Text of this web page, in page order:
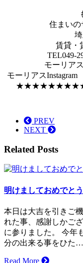
住まいの
賃貸・
TEL049-
モーリア
モーリアスInstagram
PREV
NEXT
Related Posts
明けましておめでと
本日は大吉を引きご
れた事、感謝しかご
に参りました。 今年
分の出来る事をひた…
Read More